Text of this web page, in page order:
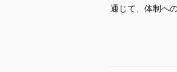
通じて、体制への